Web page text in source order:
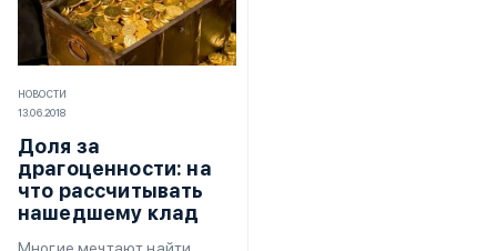
НОВОСТИ
13.06.2018
Доля за
драгоценности: на
что рассчитывать
нашедшему клад